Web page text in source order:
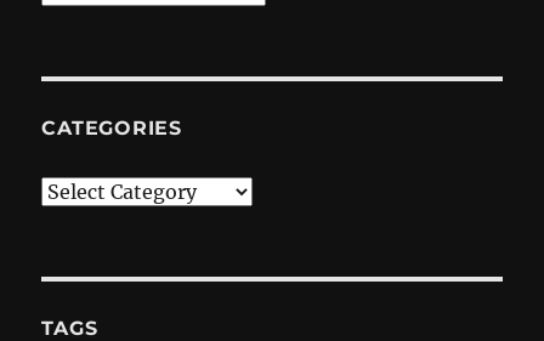
CATEGORIES
Categories
TAGS